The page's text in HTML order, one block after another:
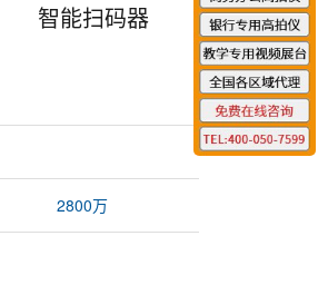
智能扫码器
2800万